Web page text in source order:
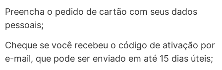
Preencha o pedido de cartão com seus dados
pessoais;
Cheque se você recebeu o código de ativação por
e-mail, que pode ser enviado em até 15 dias úteis;